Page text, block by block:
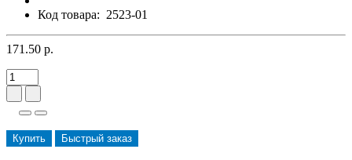
Код товара: 2523-01
171.50 р.
Купить Быстрый заказ